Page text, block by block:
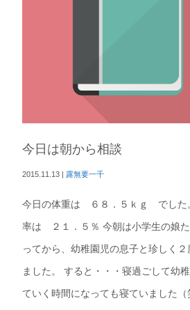
今日は朝から相談
2015.11.13 | 露無要一千
今日の体重は ６８．５ｋｇ でした
率は ２１．５％ 今朝は小学生の娘
ってから、幼稚園児の息子と珍しく２
ました。 すると・・・寝過ごして幼
ていく時間になっても寝ていました（